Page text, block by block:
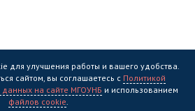
бюджетное учреждение культуры
для улучшения работы и вашего удобства.
сайтом, вы соглашаетесь с Политикой
данных на сайте МГОУНБ и использованием
файлов cookie.